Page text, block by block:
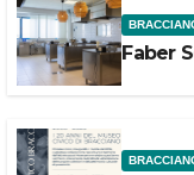
Faber